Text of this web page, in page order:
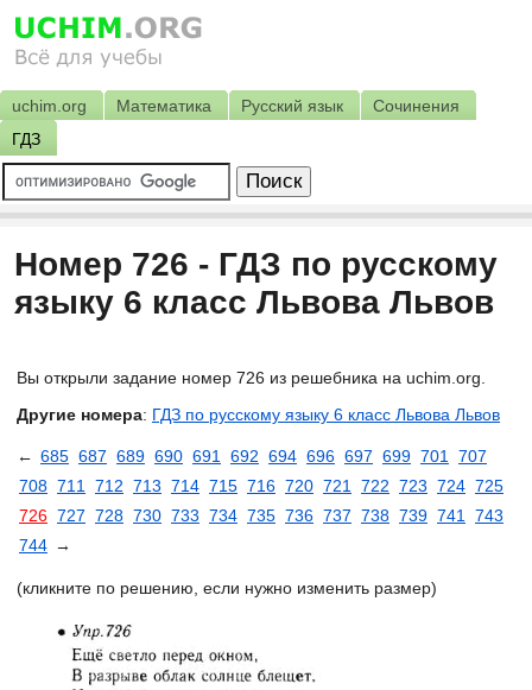
uchim.org Математика Русский язык
Сочинения
ГДЗ
Номер 726 - ГДЗ по русскому
языку 6 класс Львова Львов
Вы открыли задание номер 726 из решебника на uchim.org.
Другие номера: ГДЗ по русскому языку 6 класс Львова Львов
← 685 687 689 690 691 692 694 696 697 699 701
707
708 711 712 713 714 715 716 720 721 722 723 724 725
726 727 728 730 733 734 735 736 737 738 739 741
743
744 →
(кликните по решению, если нужно изменить размер)